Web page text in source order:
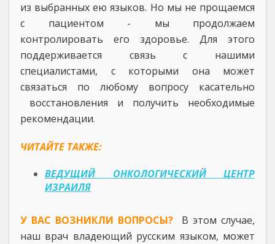
из выбранных ею языков. Но мы не прощаемся
с пациентом - мы продолжаем
контролировать его здоровье. Для этого
поддерживается связь с нашими
специалистами, с которыми она может
связаться по любому вопросу касательно
восстановления и получить необходимые
рекомендации.
ЧИТАЙТЕ ТАКЖЕ:
ВЕДУЩИЙ ОНКОЛОГИЧЕСКИЙ ЦЕНТР
ИЗРАИЛЯ
У ВАС ВОЗНИКЛИ ВОПРОСЫ? В этом случае,
наш врач владеющий русским языком, может